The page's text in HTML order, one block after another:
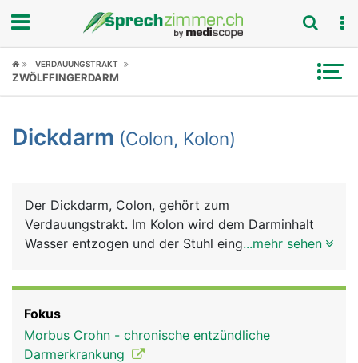
Fokus
Symptome
News
Rubriken
VERDAUUNGSTRAKT
ZWÖLFFINGERDARM
Dickdarm (Colon, Kolon)
Der Dickdarm, Colon, gehört zum
Verdauungstrakt. Im Kolon wird dem Darminhalt
Wasser entzogen und der Stuhl eingedickt, der mit
...mehr sehen
Fokus
Morbus Crohn - chronische entzündliche
Darmerkrankung